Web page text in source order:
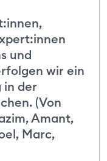
und
wir ein
in der
(Von
Amant,
Marc,